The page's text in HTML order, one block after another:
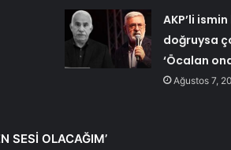
AKP’li
doğruysa
‘Öcalan
Ağustos 7,
SESİ OLACAĞIM’